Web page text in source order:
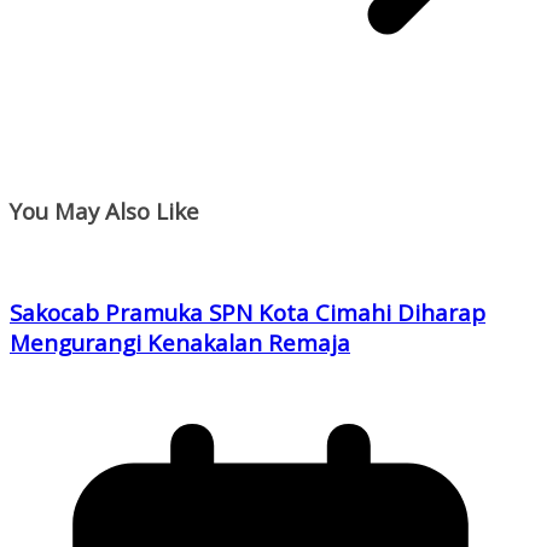
You May Also Like
Sakocab Pramuka SPN Kota Cimahi Diharap
Mengurangi Kenakalan Remaja